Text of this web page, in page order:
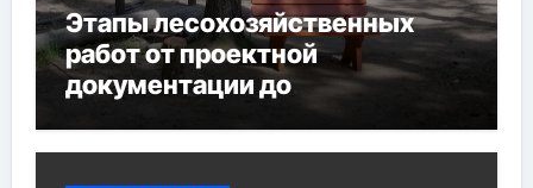
Этапы лесохозяйственных
работ от проектной
документации до
мероприятий и обустройства